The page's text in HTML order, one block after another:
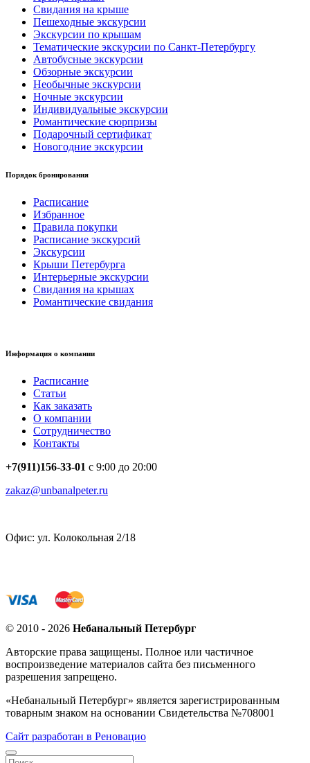
Свидания на крыше
Пешеходные экскурсии
Экскурсии по крышам
Тематические экскурсии по Санкт-Петербургу
Автобусные экскурсии
Обзорные экскурсии
Необычные экскурсии
Ночные экскурсии
Индивидуальные экскурсии
Романтические сюрпризы
Подарочный сертификат
Новогодние экскурсии
Порядок бронирования
Расписание
Избранное
Правила покупки
Расписание экскурсий
Экскурсии
Крыши Петербурга
Интерьерные экскурсии
Свидания на крышах
Романтические свидания
Информация о компании
Расписание
Статьи
Как заказать
О компании
Сотрудничество
Контакты
+7(911)156-33-01 с 9:00 до 20:00
zakaz@unbanalpeter.ru
Офис: ул. Колокольная 2/18
© 2010 - 2026 Небанальный Петербург
Авторские права защищены. Полное или частичное
воспроизведение материалов сайта без письменного
разрешения запрещено.
«Небанальный Петербург» является зарегистрированным
товарным знаком на основании Свидетельства №708001
Сайт разработан в Реновацио